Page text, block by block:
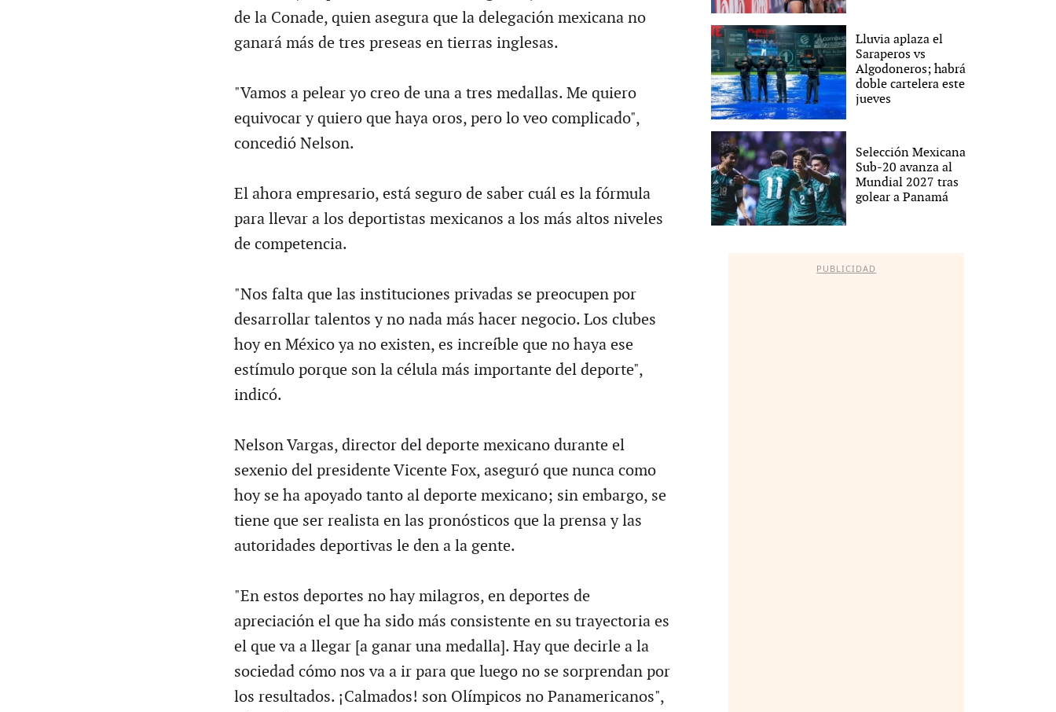
de la Conade, quien asegura que la delegación mexicana no
ganará más de tres preseas en tierras inglesas.
"Vamos a pelear yo creo de una a tres medallas. Me quiero
equivocar y quiero que haya oros, pero lo veo complicado",
concedió Nelson.
El ahora empresario, está seguro de saber cuál es la fórmula
para llevar a los deportistas mexicanos a los más altos niveles
de competencia.
"Nos falta que las instituciones privadas se preocupen por
desarrollar talentos y no nada más hacer negocio. Los clubes
hoy en México ya no existen, es increíble que no haya ese
estímulo porque son la célula más importante del deporte",
indicó.
Nelson Vargas, director del deporte mexicano durante el
sexenio del presidente Vicente Fox, aseguró que nunca como
hoy se ha apoyado tanto al deporte mexicano; sin embargo, se
tiene que ser realista en las pronósticos que la prensa y las
autoridades deportivas le den a la gente.
"En estos deportes no hay milagros, en deportes de
apreciación el que ha sido más consistente en su trayectoria es
el que va a llegar [a ganar una medalla]. Hay que decirle a la
sociedad cómo nos va a ir para que luego no se sorprendan por
los resultados. ¡Calmados! son Olímpicos no Panamericanos",
Lluvia aplaza el
Saraperos vs
Algodoneros; habrá
doble cartelera este
jueves
Selección Mexicana
Sub-20 avanza al
Mundial 2027 tras
golear a Panamá
PUBLICIDAD